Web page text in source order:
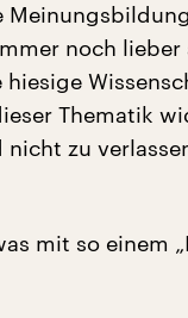
noch lieber
Thematik
zu
mit so einem